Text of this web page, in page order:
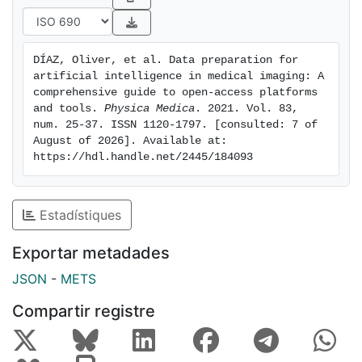
the aforementioned tasks and are hereby reviewed.
Furthermore, we detail medical image repositories
covering different organs and diseases. Such
repositories are constantly increasing and enriched
with the advent of big data. Lastly, we offer directions
for future work in this rapidly evolving field.
DÍAZ, Oliver, et al. Data preparation for
artificial intelligence in medical imaging: A
comprehensive guide to open-access platforms
and tools. Physica Medica . 2021. Vol. 83,
num. 25-37. ISSN 1120-1797. [consulted: 7 of
August of 2026]. Available at:
https://hdl.handle.net/2445/184093
Estadístiques
Exportar metadades
JSON - METS
Compartir registre